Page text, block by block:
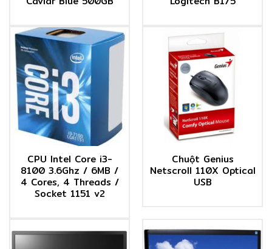
CPU Intel Core i3-
8100 3.6Ghz / 6MB /
4 Cores, 4 Threads /
Socket 1151 v2
Chuột Genius
Netscroll 110X Optical
USB